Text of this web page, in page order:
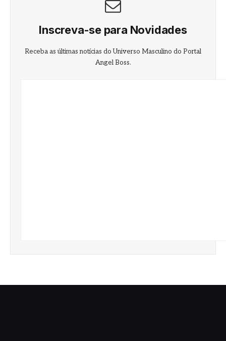
Inscreva-se para Novidades
Receba as últimas notícias do Universo Masculino do Portal
Angel Boss.